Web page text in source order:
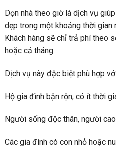
Dọn nhà theo giờ là dịch vụ
dẹp trong một khoảng thời gian
Khách hàng sẽ chỉ trả phí theo
hoặc cả tháng.
Dịch vụ này đặc biệt phù hợp
Hộ gia đình bận rộn, có ít thời
Người sống độc thân, người
Các gia đình có con nhỏ hoặc